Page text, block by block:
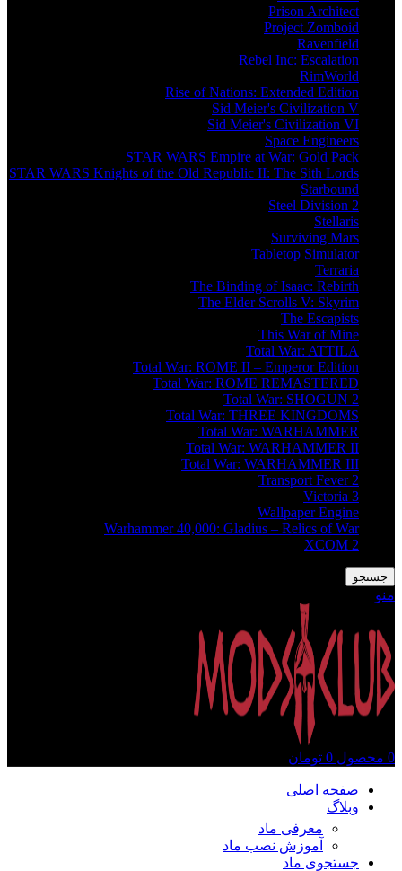
Prison Architect
Project Zomboid
Ravenfield
Rebel Inc: Escalation
RimWorld
Rise of Nations: Extended Edition
Sid Meier's Civilization V
Sid Meier's Civilization VI
Space Engineers
STAR WARS Empire at War: Gold Pack
STAR WARS Knights of the Old Republic II: The Sith Lords
Starbound
Steel Division 2
Stellaris
Surviving Mars
Tabletop Simulator
Terraria
The Binding of Isaac: Rebirth
The Elder Scrolls V: Skyrim
The Escapists
This War of Mine
Total War: ATTILA
Total War: ROME II – Emperor Edition
Total War: ROME REMASTERED
Total War: SHOGUN 2
Total War: THREE KINGDOMS
Total War: WARHAMMER
Total War: WARHAMMER II
Total War: WARHAMMER III
Transport Fever 2
Victoria 3
Wallpaper Engine
Warhammer 40,000: Gladius – Relics of War
XCOM 2
جستجو
منو
0 محصول 0 تومان
صفحه اصلی
وبلاگ
معرفی ماد
آموزش نصب ماد
جستجوی ماد